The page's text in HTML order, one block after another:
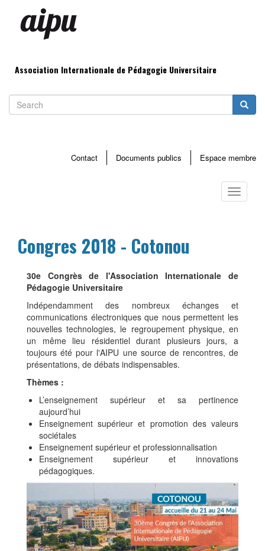
contenu
Association Internationale de Pédagogie Universitaire
Search
Espace membre
Documents publics
Contact
Toggle
Congres 2018 - Cotonou
contenu
30e Congrès de l'Association Internationale de
Pédagogie Universitaire
Indépendamment des nombreux échanges et
communications électroniques que nous permettent les
nouvelles technologies, le regroupement physique, en
un même lieu résidentiel durant plusieurs jours, a
toujours été pour l'AIPU une source de rencontres, de
présentations, de débats indispensables.
Thèmes :
L’enseignement supérieur et sa pertinence
aujourd’hui
Enseignement supérieur et promotion des valeurs
sociétales
Enseignement supérieur et professionnalisation
Enseignement supérieur et innovations
pédagogiques.